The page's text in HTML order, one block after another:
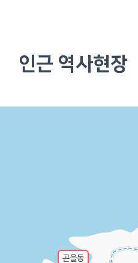
인근 역사현장
곤을동